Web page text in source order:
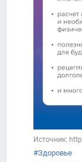
Источник:
#Здоровье